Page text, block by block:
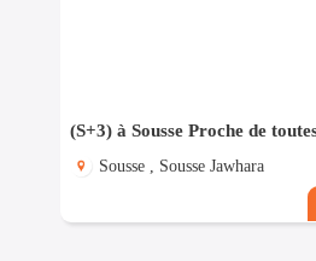
Sousse , Sousse Jawhara